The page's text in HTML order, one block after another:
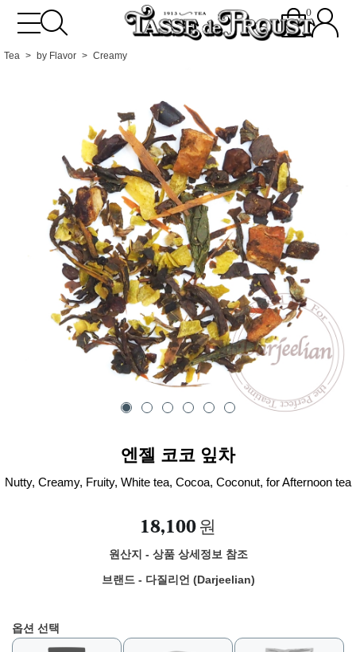
0
Tea by Flavor Creamy
엔젤 코코 잎차
Nutty, Creamy, Fruity, White tea, Cocoa, Coconut, for Afternoon tea
18,100원
원산지 - 상품 상세정보 참조
브랜드 - 다질리언 (Darjeelian)
옵션 선택